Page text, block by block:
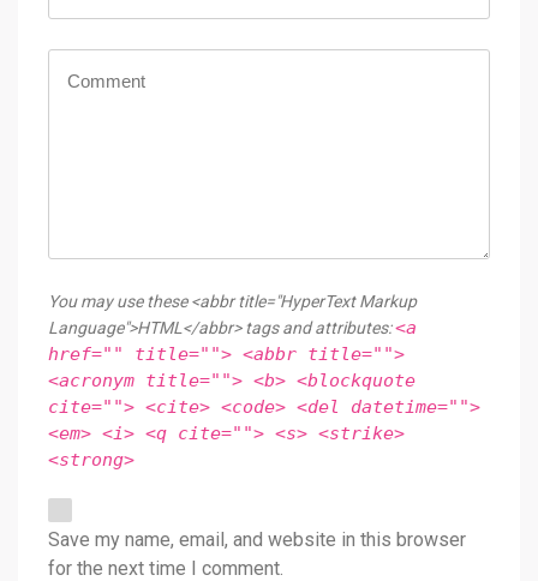
You may use these <abbr title="HyperText Markup
Language">HTML</abbr> tags and attributes:<a
href="" title=""> <abbr title="">
<acronym title=""> <b> <blockquote
cite=""> <cite> <code> <del datetime="">
<em> <i> <q cite=""> <s> <strike>
<strong>
Save my name, email, and website in this browser
for the next time I comment.